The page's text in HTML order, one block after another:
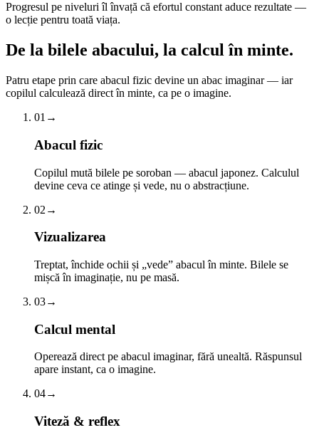
Progresul pe niveluri îl învață că efortul constant aduce rezultate —
o lecție pentru toată viața.
De la bilele abacului, la calcul în minte.
Patru etape prin care abacul fizic devine un abac imaginar — iar
copilul calculează direct în minte, ca pe o imagine.
01 →
Abacul fizic
Copilul mută bilele pe soroban — abacul japonez. Calculul
devine ceva ce atinge și vede, nu o abstracțiune.
02 →
Vizualizarea
Treptat, închide ochii și „vede” abacul în minte. Bilele se
mișcă în imaginație, nu pe masă.
03→
Calcul mental
Operează direct pe abacul imaginar, fără unealtă. Răspunsul
apare instant, ca o imagine.
04→
Viteză & reflex